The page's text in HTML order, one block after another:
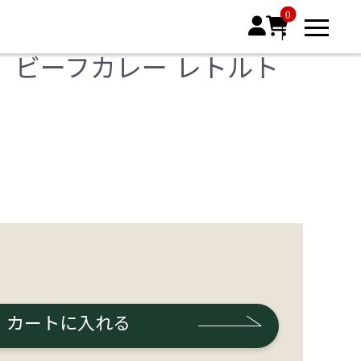

0
ビーフカレー レトルト
カートに入れる